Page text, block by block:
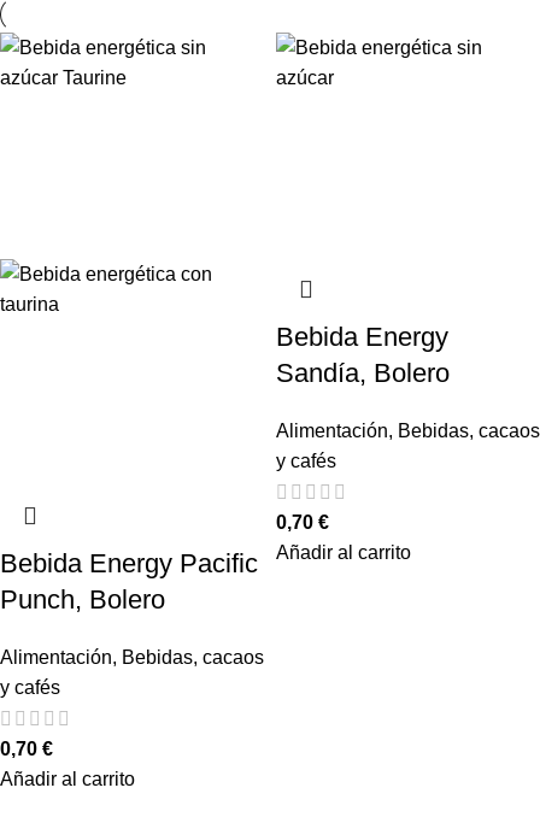
Bebida Energy Pacific
Punch, Bolero
Alimentación, Bebidas, cacaos
y cafés
0,70 €
Añadir al carrito
Bebida Energy
Sandía, Bolero
Alimentación, Bebidas, cacaos
y cafés
0,70 €
Añadir al carrito